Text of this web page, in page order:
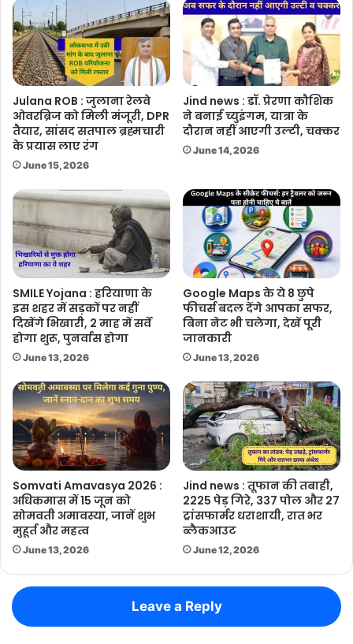
Julana ROB : जुलाना रेलवे
ओवरब्रिज को मिली मंजूरी, DPR
तैयार, सांसद सतपाल ब्रह्मचारी
के प्रयास लाए रंग
June 15, 2026
Jind news : डॉ. प्रेरणा कौशिक
ने बनाई च्युइंगम, यात्रा के
दौरान नहीं आएगी उल्टी, चक्कर
June 14, 2026
SMILE Yojana : हरियाणा के
इस शहर में सड़कों पर नहीं
दिखेंगे भिखारी, 2 माह में सर्वे
होगा शुरू, पुनर्वास होगा
June 13, 2026
Google Maps के ये 8 छुपे
फीचर्स बदल देंगे आपका सफर,
बिना नेट भी चलेगा, देखें पूरी
जानकारी
June 13, 2026
Somvati Amavasya 2026 :
अधिकमास में 15 जून को
सोमवती अमावस्या, जानें शुभ
मुहूर्त और महत्व
June 13, 2026
Jind news : तूफान की तबाही,
2225 पेड़ गिरे, 337 पोल और 27
ट्रांसफार्मर धराशायी, रात भर
ब्लैकआउट
June 12, 2026
Leave a Reply